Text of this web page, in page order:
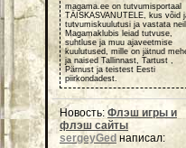
magama.ee on tutvumisportaal
TÄISKASVANUTELE, kus võid
tutvumiskuulutusi ja vastata
Magamaklubis leiad tutvuse,
suhtluse ja muu ajaveetmise
kuulutused, mille on jätnud
ja naised Tallinnast, Tartust ,
Pärnust ja teistest Eesti
piirkondadest.
Новость: Флэш игры и
флэш сайты
sergeyGed написал: